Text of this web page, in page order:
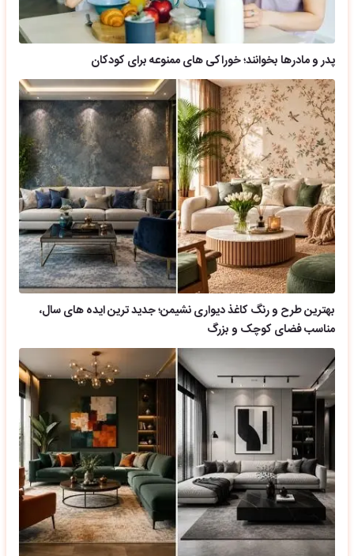
پدر و مادرها بخوانند؛ خوراکی های ممنوعه برای کودکان
بهترین طرح و رنگ کاغذ دیواری نشیمن؛ جدید ترین ایده های سال،
مناسب فضای کوچک و بزرگ